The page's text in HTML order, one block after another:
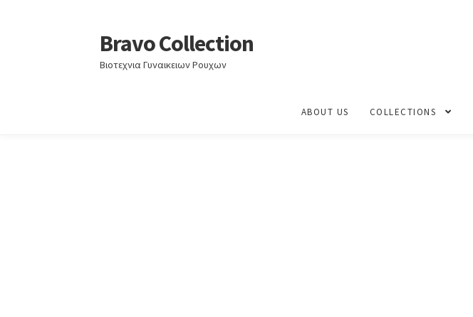
Skip
to
navigation
Skip
to
content
Bravo Collection
Βιοτεχνια Γυναικειων Ρουχων
ABOUT US COLLECTIONS